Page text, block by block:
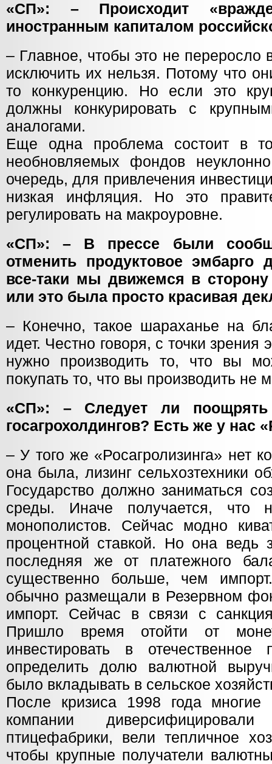
«СП»: – Происходит
иностранным капиталом
– Главное, чтобы это не переросло
исключить их нельзя. Потому что
то конкуренцию. Но если это
должны конкурировать с
аналогами.
Еще одна проблема состоит в
необновляемых фондов
очередь, для привлечения
низкая инфляция. Но это
регулировать на макроуровне.
«СП»: – В прессе были
отменить продуктовое эмбарго
все-таки мы движемся в
или это была просто красивая
– Конечно, такое шараханье на
идет. Честно говоря, с точки зрения
нужно производить то, что вы
покупать то, что вы производить не
«СП»: – Следует ли поощрять
госагрохолдингов? Есть же у нас
– У того же «Росагролизинга» нет
она была, лизинг сельхозтехники
Государство должно заниматься
среды. Иначе получается, что
монополистов. Сейчас модно
процентной ставкой. Но она ведь
последняя же от платежного
существенно больше, чем
обычно размещали в Резервном
импорт. Сейчас в связи с
Пришло время отойти от
инвестировать в отечественное
определить долю валютной
было вкладывать в сельское
После кризиса 1998 года
компании
птицефабрики, вели тепличное
чтобы крупные получатели